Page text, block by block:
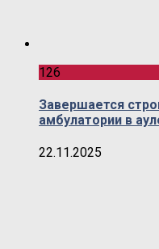
126
Завершается
амбулатории в
22.11.2025